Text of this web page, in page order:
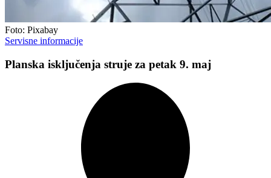
Foto: Pixabay
Servisne informacije
Planska isključenja struje za petak 9. maj